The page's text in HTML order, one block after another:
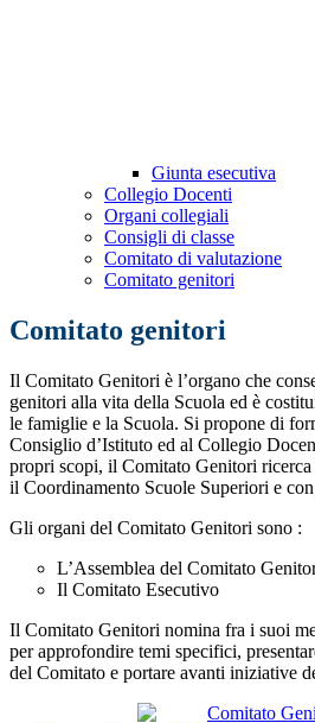
Giunta esecutiva
Collegio Docenti
Organi collegiali
Consigli di classe
Comitato di valutazione
Comitato genitori
Comitato genitori
Il Comitato Genitori è l’organo che
genitori alla vita della Scuola ed è
le famiglie e la Scuola. Si propone di
Consiglio d’Istituto ed al Collegio
propri scopi, il Comitato Genitori
il Coordinamento Scuole Superiori e
Gli organi del Comitato Genitori sono :
L’Assemblea del Comitato
Il Comitato Esecutivo
Il Comitato Genitori nomina fra i suoi
per approfondire temi specifici,
del Comitato e portare avanti iniziative